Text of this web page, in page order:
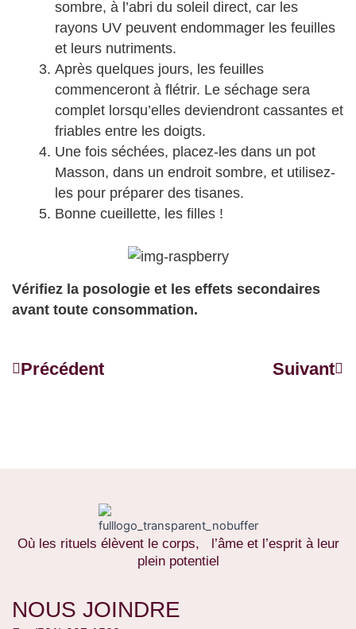
sombre, à l’abri du soleil direct, car les
rayons UV peuvent endommager les feuilles
et leurs nutriments.
Après quelques jours, les feuilles
commenceront à flétrir. Le séchage sera
complet lorsqu’elles deviendront cassantes et
friables entre les doigts.
Une fois séchées, placez-les dans un pot
Masson, dans un endroit sombre, et utilisez-
les pour préparer des tisanes.
Bonne cueillette, les filles !
Vérifiez la posologie et les effets secondaires
avant toute consommation.
Précédent Suivant
Où les rituels élèvent le corps, l’âme et l’esprit à leur
plein potentiel
NOUS JOINDRE